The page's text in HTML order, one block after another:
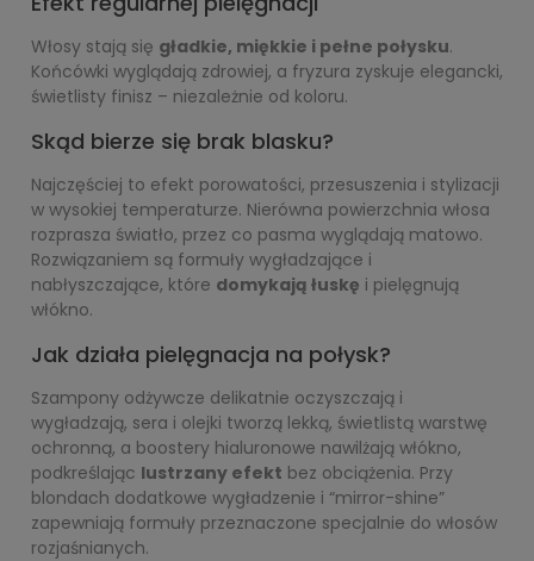
Włosy stają się gładkie, miękkie i pełne połysku.
Końcówki wyglądają zdrowiej, a fryzura zyskuje elegancki,
świetlisty finisz – niezależnie od koloru.
Skąd bierze się brak blasku?
Najczęściej to efekt porowatości, przesuszenia i stylizacji
w wysokiej temperaturze. Nierówna powierzchnia włosa
rozprasza światło, przez co pasma wyglądają matowo.
Rozwiązaniem są formuły wygładzające i
nabłyszczające, które domykają łuskę i pielęgnują
włókno.
Jak działa pielęgnacja na połysk?
Szampony odżywcze delikatnie oczyszczają i
wygładzają, sera i olejki tworzą lekką, świetlistą warstwę
ochronną, a boostery hialuronowe nawilżają włókno,
podkreślając lustrzany efekt bez obciążenia. Przy
blondach dodatkowe wygładzenie i “mirror-shine”
zapewniają formuły przeznaczone specjalnie do włosów
rozjaśnianych.